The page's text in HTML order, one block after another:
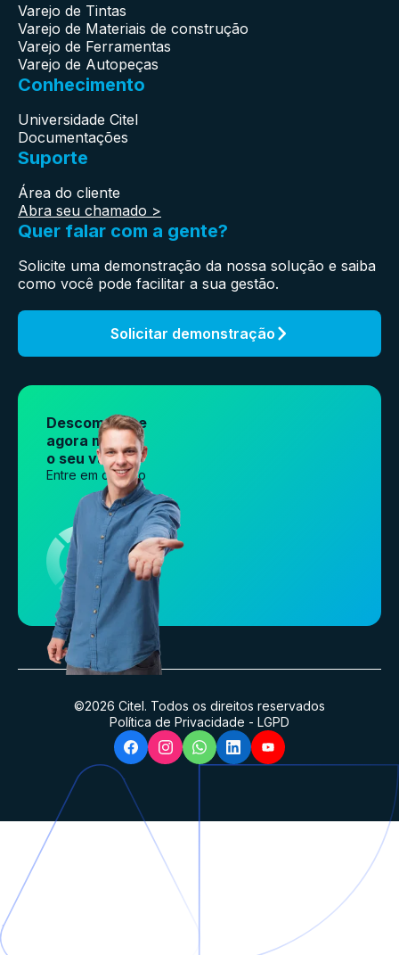
Varejo de Tintas
Varejo de Materiais de construção
Varejo de Ferramentas
Varejo de Autopeças
Conhecimento
Universidade Citel
Documentações
Suporte
Área do cliente
Abra seu chamado >
Quer falar com a gente?
Solicite uma demonstração da nossa solução e saiba
como você pode facilitar a sua gestão.
Solicitar demonstração
Descomplique
agora mesmo
o seu varejo.
Entre em contato
©2026 Citel. Todos os direitos reservados
Política de Privacidade - LGPD